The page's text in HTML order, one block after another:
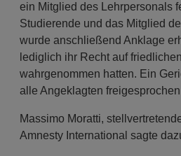
ein Mitglied des Lehrpersonals
Studierende und das Mitglied
wurde anschließend Anklage
lediglich ihr Recht auf
wahrgenommen hatten. Ein
alle Angeklagten
Massimo Moratti,
Amnesty International sagte